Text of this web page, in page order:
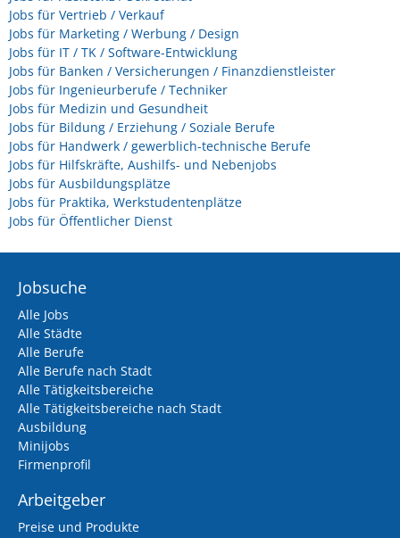
Jobs für Vertrieb / Verkauf
Jobs für Marketing / Werbung / Design
Jobs für IT / TK / Software-Entwicklung
Jobs für Banken / Versicherungen / Finanzdienstleister
Jobs für Ingenieurberufe / Techniker
Jobs für Medizin und Gesundheit
Jobs für Bildung / Erziehung / Soziale Berufe
Jobs für Handwerk / gewerblich-technische Berufe
Jobs für Hilfskräfte, Aushilfs- und Nebenjobs
Jobs für Ausbildungsplätze
Jobs für Praktika, Werkstudentenplätze
Jobs für Öffentlicher Dienst
Jobsuche
Alle Jobs
Alle Städte
Alle Berufe
Alle Berufe nach Stadt
Alle Tätigkeitsbereiche
Alle Tätigkeitsbereiche nach Stadt
Ausbildung
Minijobs
Firmenprofil
Arbeitgeber
Preise und Produkte